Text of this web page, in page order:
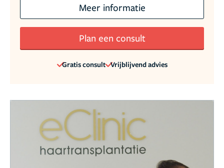
Meer informatie
Plan een consult
Gratis consult Vrijblijvend advies